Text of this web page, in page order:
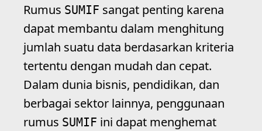
Rumus SUMIF sangat penting karena
dapat membantu dalam menghitung
jumlah suatu data berdasarkan kriteria
tertentu dengan mudah dan cepat.
Dalam dunia bisnis, pendidikan, dan
berbagai sektor lainnya, penggunaan
rumus SUMIF ini dapat menghemat